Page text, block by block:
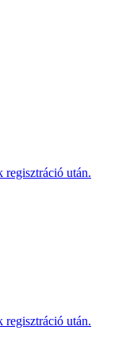
regisztráció után.
regisztráció után.